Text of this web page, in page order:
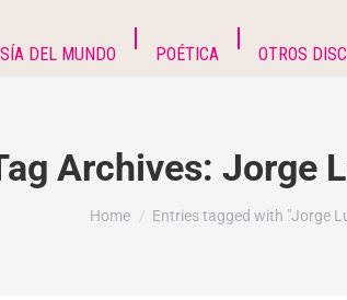
DEL MUNDO POÉTICA OTROS
Archives: Jorge
You are here:
Home Entries tagged with "Jorge